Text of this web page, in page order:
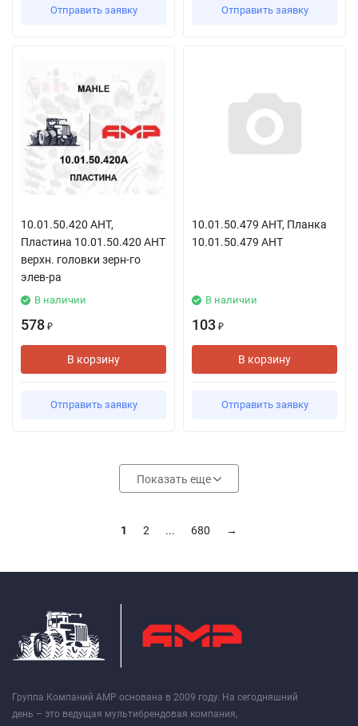
Отправить заявку Отправить заявку
10.01.50.420 АНТ,
Пластина 10.01.50.420 АНТ
верхн. головки зерн-го
элев-ра
В наличии
578 ₽
В корзину
Отправить заявку
10.01.50.479 АНТ, Планка
10.01.50.479 АНТ
В наличии
103 ₽
В корзину
Отправить заявку
Показать еще
1 2 ... 680 →
Группа Компаний АМР основана в 2009 году. На сегодняшний
день – это ведущая мультибрендовая компания,